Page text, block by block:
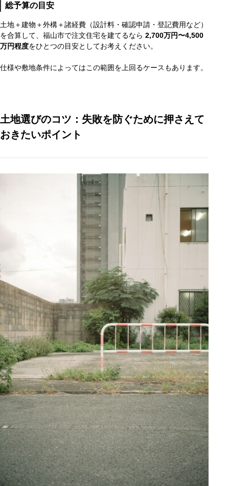
総予算の目安
土地＋建物＋外構＋諸経費（設計料・確認申請・登記費用など）
を合算して、福山市で注文住宅を建てるなら 2,700万円〜4,500
万円程度をひとつの目安としてお考えください。
仕様や敷地条件によってはこの範囲を上回るケースもあります。
土地選びのコツ：失敗を防ぐために押さえて
おきたいポイント